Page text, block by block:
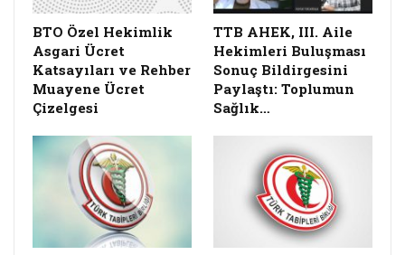
BTO Özel Hekimlik
Asgari Ücret
Katsayıları ve Rehber
Muayene Ücret
Çizelgesi
TTB AHEK, III. Aile
Hekimleri Buluşması
Sonuç Bildirgesini
Paylaştı: Toplumun
Sağlık…